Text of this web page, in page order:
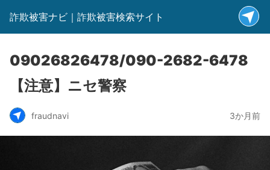
詐欺被害ナビ｜詐欺被害検索サイト
09026826478/090-2682-6478
【注意】ニセ警察
fraudnavi 3か月前